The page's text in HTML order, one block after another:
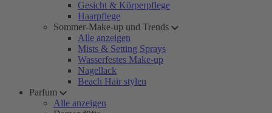
Gesicht & Körperpflege
Haarpflege
Sommer-Make-up und Trends
Alle anzeigen
Mists & Setting Sprays
Wasserfestes Make-up
Nagellack
Beach Hair stylen
Parfum
Alle anzeigen